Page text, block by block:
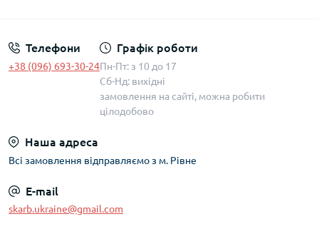
Телефони
+38 (096) 693-30-24
Графік роботи
Пн-Пт: з 10 до 17
Сб-Нд: вихідні
замовлення на сайті, можна робити
цілодобово
Наша адреса
Всі замовлення відправляємо з м. Рівне
E-mail
skarb.ukraine@gmail.com